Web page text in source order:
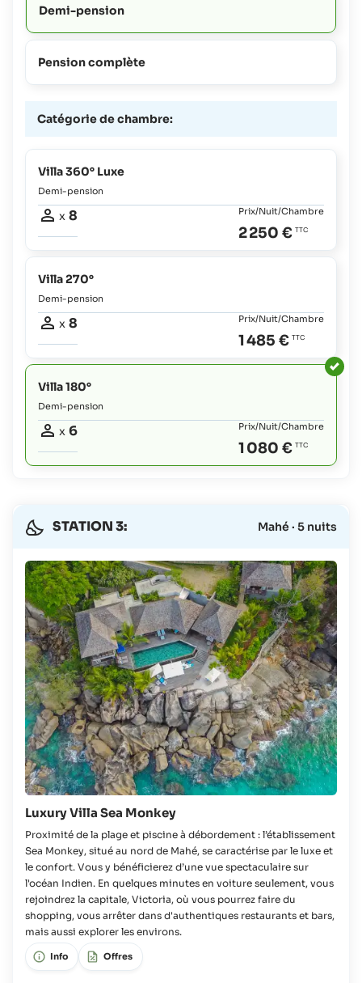
Demi-pension
Pension complète
Catégorie de chambre:
Villa 360° Luxe
Demi-pension
x 8 Prix/Nuit/Chambre
2 250 €
Villa 270°
Demi-pension
x 8 Prix/Nuit/Chambre
1 485 €
Villa 180°
Demi-pension
x 6 Prix/Nuit/Chambre
1 080 €
STATION 3: Mahé · 5 nuits
Luxury Villa Sea Monkey
Proximité de la plage et piscine à débordement : l’établissement
Sea Monkey, situé au nord de Mahé, se caractérise par le luxe et
le confort. Vous y bénéficierez d’une vue spectaculaire sur
l'océan Indien. En quelques minutes en voiture seulement, vous
rejoindrez la capitale, Victoria, où vous pourrez faire du
shopping, vous arrêter dans d'authentiques restaurants et bars,
mais aussi explorer les environs.
Info Offres